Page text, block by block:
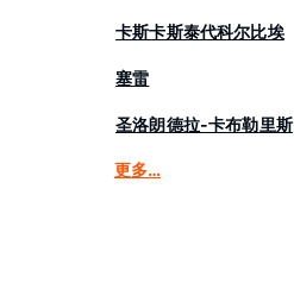
卡斯卡斯泰代科尔比埃
塞雷
圣洛朗德拉-卡布勒里斯
更多…